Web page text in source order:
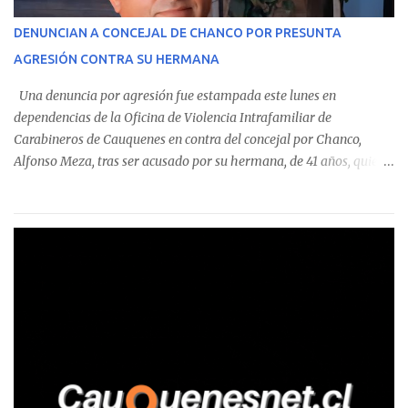
corresponde a un funcionario de la Municipalidad de Chanco,
detectaron incumplimientos a la normativa vigente. El informe
precisa que la mayor cantidad de dinero apostado se registró en
Talca, donde...
DENUNCIAN A CONCEJAL DE CHANCO POR PRESUNTA
AGRESIÓN CONTRA SU HERMANA
Una denuncia por agresión fue estampada este lunes en
dependencias de la Oficina de Violencia Intrafamiliar de
Carabineros de Cauquenes en contra del concejal por Chanco,
Alfonso Meza, tras ser acusado por su hermana, de 41 años, quien
relató que los hechos ocurrieron cerca de las 11:30 horas en el
trabajadores, el edil descendió del vehículo y, en medio de la
confrontación, la habría tomado de los hombros, empujado al